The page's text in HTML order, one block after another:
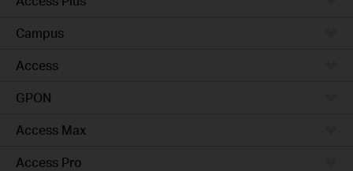
Campus
Access
GPON
Access Max
Access Pro